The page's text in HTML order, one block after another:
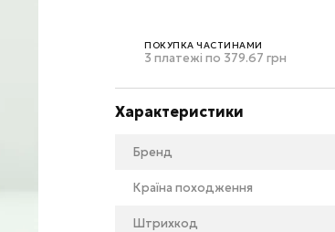
ПОКУПКА ЧАСТИНАМИ
3 платежі по 379.67 грн
Характеристики
Бренд
Країна походження
Штрихкод